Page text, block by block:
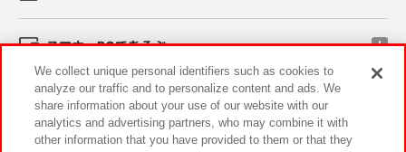
スマホ・PCであそぶ
イベント・キャンペーン
We collect unique personal identifiers such as cookies to
analyze our traffic and to personalize content and ads. We
share information about your use of our website with our
analytics and advertising partners, who may combine it with
other information that you have provided to them or that they